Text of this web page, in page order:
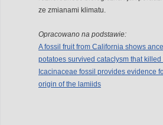
ze zmianami klimatu.
Opracowano na podstawie:
A fossil fruit from California shows
potatoes survived cataclysm that
Icacinaceae fossil provides evidence
origin of the lamiids